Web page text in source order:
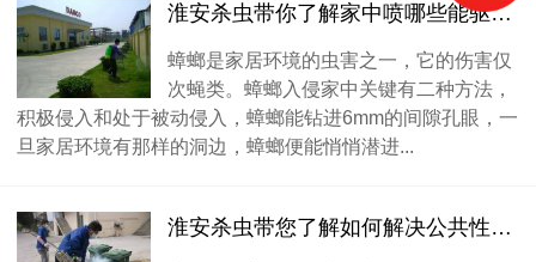
淮安杀虫带你了解家中喷哪些能驱逐蟑螂
蟑螂是家居环境的虫害之一，它的伤害仅
次蝇类。蟑螂入侵家中关键有二种方法，
积极侵入和处于被动侵入，蟑螂能钻进6mm的间隙孔眼，一
旦家居环境有那样的洞边，蟑螂便能悄悄潜进...
淮安杀虫带您了解如何解决公共性环境老鼠多的难题